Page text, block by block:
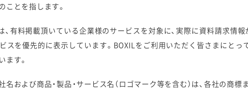
ことを指します。
有料掲載頂いている企業様のサービスを対象に、実際に資料請求情
スを優先的に表示しています。BOXILをご利用いただく皆さまにと
ます。
および商品・製品・サービス名（ロゴマーク等を含む）は、各社の商標